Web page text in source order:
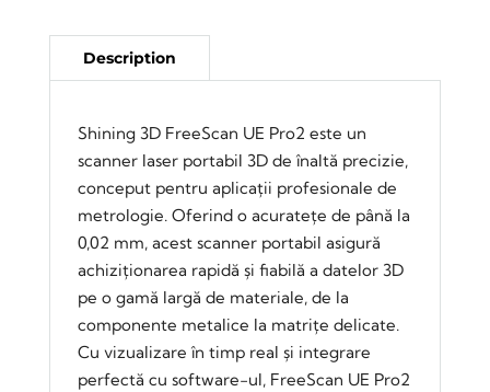
Shining 3D FreeScan UE Pro2 este un
scanner laser portabil 3D de înaltă precizie,
conceput pentru aplicații profesionale de
metrologie. Oferind o acuratețe de până la
0,02 mm, acest scanner portabil asigură
achiziționarea rapidă și fiabilă a datelor 3D
pe o gamă largă de materiale, de la
componente metalice la matrițe delicate.
Cu vizualizare în timp real și integrare
perfectă cu software-ul, FreeScan UE Pro2